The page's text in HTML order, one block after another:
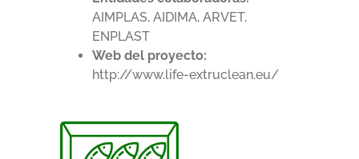
AIMPLAS, AIDIMA, ARVET,
ENPLAST
Web del proyecto:
http://www.life-extruclean.eu/